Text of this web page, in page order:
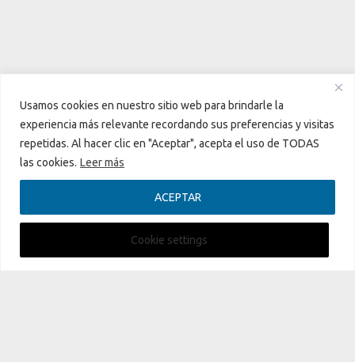
Usamos cookies en nuestro sitio web para brindarle la
experiencia más relevante recordando sus preferencias y visitas
repetidas. Al hacer clic en "Aceptar", acepta el uso de TODAS
las cookies. Leer más
Cookie settings
ACEPTAR
El auge de la cosmética natural en España: Un
fenómeno en crecimiento sostenido
Para leer
prev